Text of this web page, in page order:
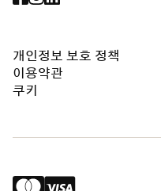
개인정보 보호 정책
이용약관
쿠키